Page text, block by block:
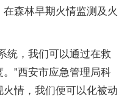
森林早期火情监测及火
统，我们可以通过在救
”西安市应急管理局科
情，我们便可以化被动